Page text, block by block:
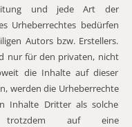
und jede Art der
Urheberrechtes bedürfen
Autors bzw. Erstellers.
nur für den privaten, nicht
die Inhalte auf dieser
werden die Urheberrechte
Inhalte Dritter als solche
trotzdem auf eine